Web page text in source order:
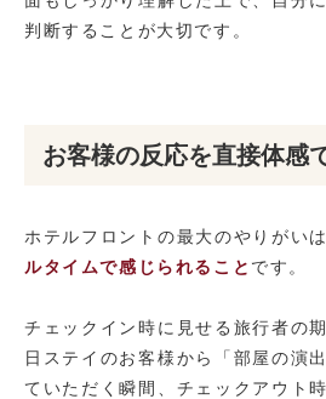
判断することが大切です。
お客様の反応を直接体感
ホテルフロントの最大のやりがいは
ルタイムで感じられること です。
チェックイン時に見せる旅行者の
日ステイのお客様から「部屋の演
ていただく瞬間、チェックアウト